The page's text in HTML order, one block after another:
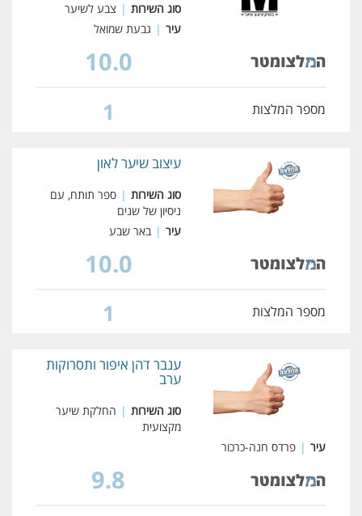
סוג השירות | צבע לשיער
עיר | גבעת שמואל
10.0
מספר המלצות 1
עיצוב שיער לאון
סוג השירות | ספר תותח, עם
ניסיון של שנים
עיר | באר שבע
10.0
מספר המלצות 1
ענבר דהן איפור ותסרוקות
ערב
סוג השירות | החלקת שיער
מקצועית
עיר | פרדס חנה-כרכור
9.8